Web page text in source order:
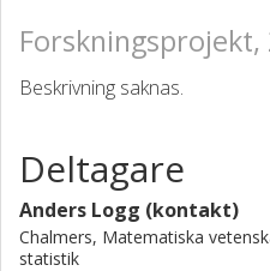
Forskningsprojekt,
Beskrivning saknas.
Deltagare
Anders Logg (kontakt)
Chalmers, Matematiska
statistik